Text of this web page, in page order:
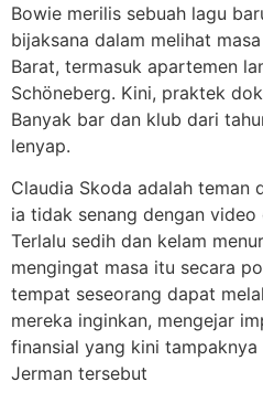
Bowie merilis sebuah lagu
bijaksana dalam melihat
Barat, termasuk apartemen
Schöneberg. Kini, praktek
Banyak bar dan klub dari
lenyap.
Claudia Skoda adalah teman
ia tidak senang dengan
Terlalu sedih dan kelam
mengingat masa itu secara
tempat seseorang dapat
mereka inginkan, mengejar
finansial yang kini
Jerman tersebut